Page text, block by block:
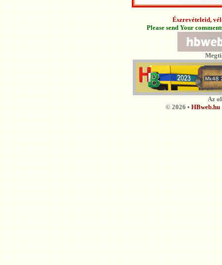
Észrevételeid,
Please send Your
Az
© 2026 •HBweb.hu